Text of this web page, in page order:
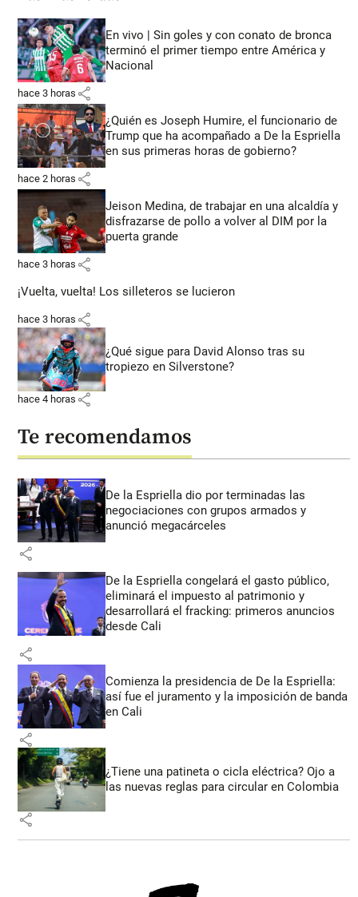
En vivo | Sin goles y con conato de bronca
terminó el primer tiempo entre América y
Nacional
hace 3 horas share
¿Quién es Joseph Humire, el funcionario de
Trump que ha acompañado a De la Espriella
en sus primeras horas de gobierno?
hace 2 horas share
Jeison Medina, de trabajar en una alcaldía y
disfrazarse de pollo a volver al DIM por la
puerta grande
hace 3 horas share
¡Vuelta, vuelta! Los silleteros se lucieron
hace 3 horas share
¿Qué sigue para David Alonso tras su
tropiezo en Silverstone?
hace 4 horas share
Te recomendamos
De la Espriella dio por terminadas las
negociaciones con grupos armados y
anunció megacárceles
share
De la Espriella congelará el gasto público,
eliminará el impuesto al patrimonio y
desarrollará el fracking: primeros anuncios
desde Cali
share
Comienza la presidencia de De la Espriella:
así fue el juramento y la imposición de banda
en Cali
share
¿Tiene una patineta o cicla eléctrica? Ojo a
las nuevas reglas para circular en Colombia
share